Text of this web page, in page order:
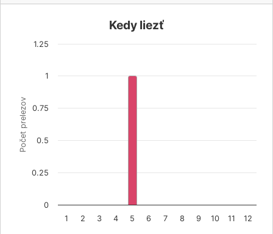
Počet prelezov
Kedy liezť
1 2 3 4 5 6 7 8 9 10 11 12
0
0.25
0.5
0.75
1
1.25